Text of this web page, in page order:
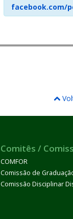
facebook.com/
Comitês /
COMFOR
Comissão de
Comissão Disciplinar